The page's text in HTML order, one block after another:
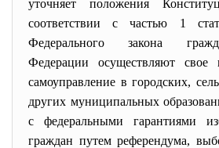
уточняет положения
соответствии с частью 1
Федерального закона
Федерации осуществляют свое
самоуправление в городских,
других муниципальных
с федеральными гарантиями
граждан путем референдума,